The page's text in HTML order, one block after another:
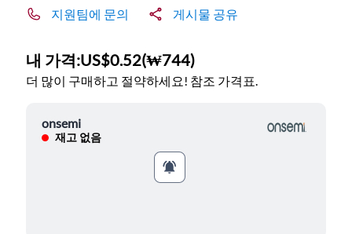
지원팀에 문의 게시물 공유
내 가격:US$0.52(₩744)
더 많이 구매하고 절약하세요! 참조 가격표.
onsemi
재고 없음